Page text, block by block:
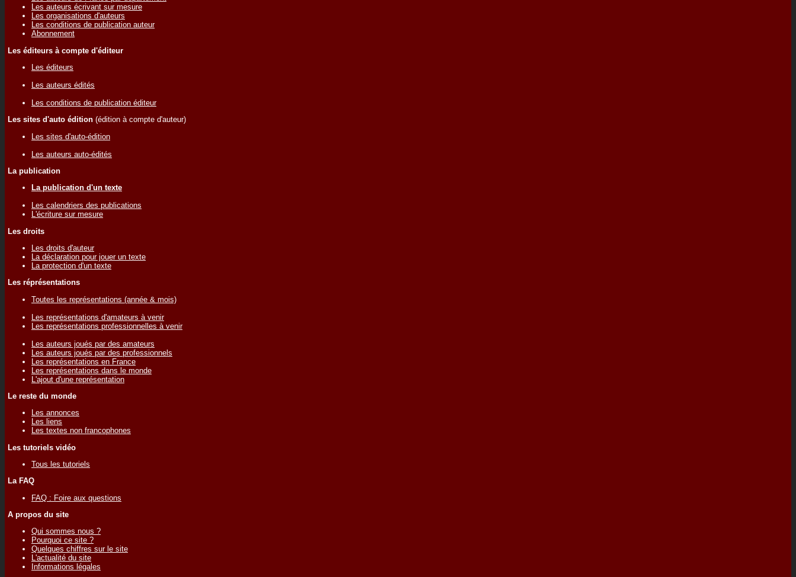
Les auteurs écrivant sur mesure
Les organisations d'auteurs
Les conditions de publication auteur
Abonnement
Les éditeurs à compte d'éditeur
Les éditeurs
Les auteurs édités
Les conditions de publication éditeur
Les sites d'auto édition (édition à compte d'auteur)
Les sites d'auto-édition
Les auteurs auto-édités
La publication
La publication d'un texte
Les calendriers des publications
L'écriture sur mesure
Les droits
Les droits d'auteur
La déclaration pour jouer un texte
La protection d'un texte
Les réprésentations
Toutes les représentations (année & mois)
Les représentations d'amateurs à venir
Les représentations professionnelles à venir
Les auteurs joués par des amateurs
Les auteurs joués par des professionnels
Les représentations en France
Les représentations dans le monde
L'ajout d'une représentation
Le reste du monde
Les annonces
Les liens
Les textes non francophones
Les tutoriels vidéo
Tous les tutoriels
La FAQ
FAQ : Foire aux questions
A propos du site
Qui sommes nous ?
Pourquoi ce site ?
Quelques chiffres sur le site
L'actualité du site
Informations légales